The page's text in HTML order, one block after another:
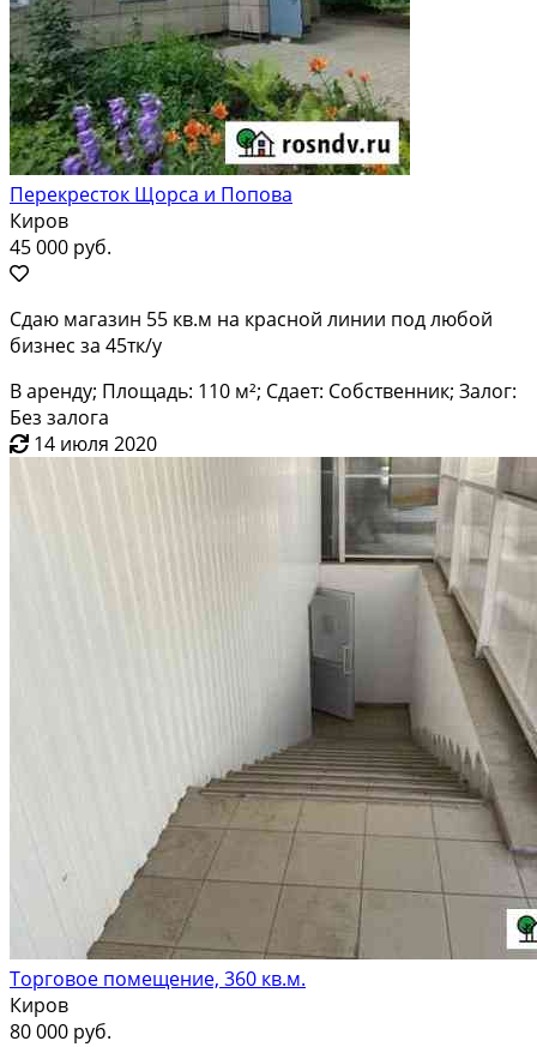
Перекресток Щорса и Попова
Киров
45 000 руб.
Сдаю магазин 55 кв.м на красной линии под любой
бизнес за 45тк/у
В аренду; Площадь: 110 м²; Сдает: Собственник; Залог:
Без залога
14 июля 2020
Торговое помещение, 360 кв.м.
Киров
80 000 руб.